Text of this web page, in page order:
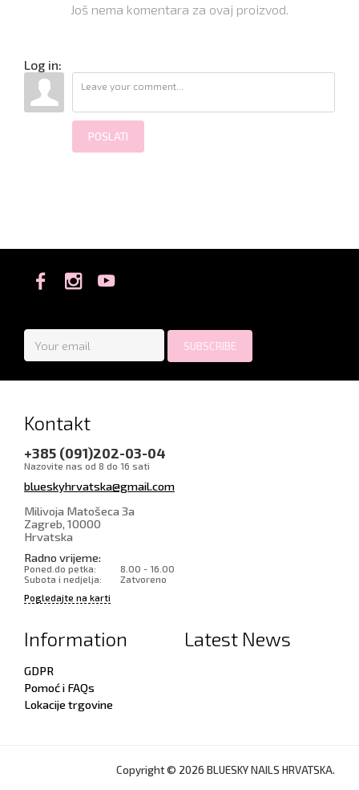
Još nema komentara za ovaj proizvod.
Log in:
POSLATI
Kontakt
+385 (091)202-03-04
Nazovite nas od 8 do 16 sati
blueskyhrvatska@gmail.com
Milivoja Matošeca 3a
Zagreb, 10000
Hrvatska
Radno vrijeme:
Poned.do petka:
8.00 - 16.00
Subota i nedjelja:
Zatvoreno
Pogledajte na karti
Information
GDPR
Pomoć i FAQs
Lokacije trgovine
Latest News
Copyright © 2026 BLUESKY NAILS HRVATSKA.